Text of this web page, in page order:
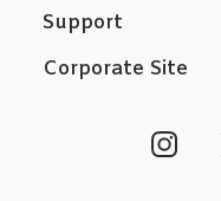
Support
Corporate Site